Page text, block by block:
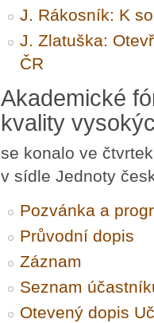
J. Rákosník: K
J. Zlatuška:
ČR
Akademické
kvality
se konalo ve
v sídle Jednoty
Pozvánka a
Průvodní dopis
Záznam
Seznam
Otevený dopis